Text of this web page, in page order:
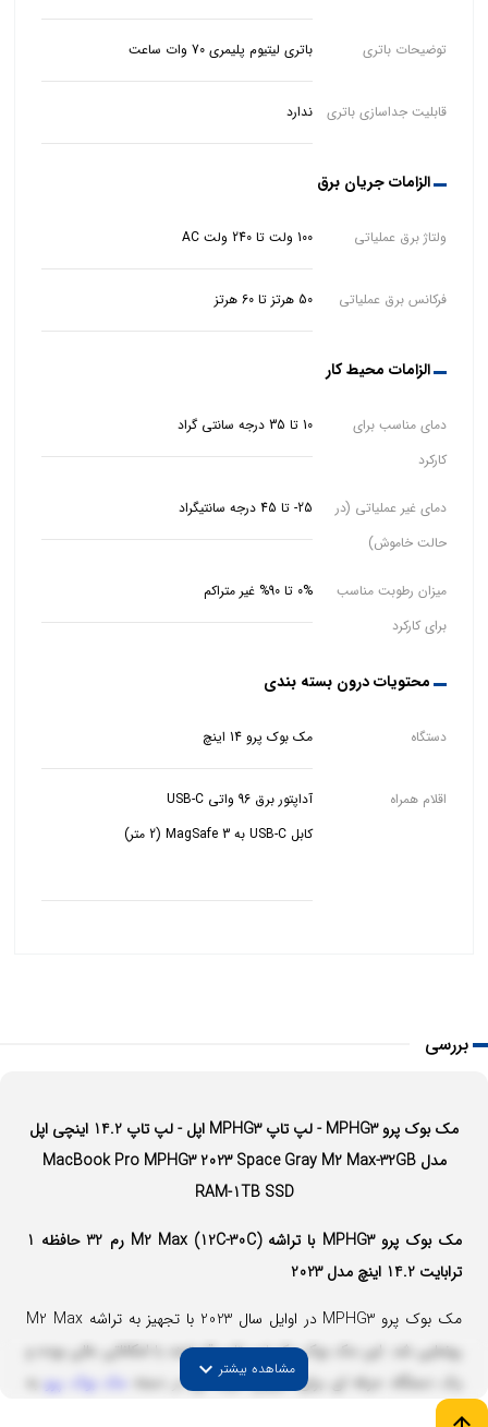
توضیحات باتری باتری لیتیوم پلیمری 70 وات ساعت
قابلیت جداسازی باتری ندارد
الزامات جریان برق
ولتاژ برق عملیاتی 100 ولت تا 240 ولت AC
فرکانس برق عملیاتی 50 هرتز تا 60 هرتز
الزامات محیط کار
دمای مناسب برای
کارکرد
10 تا 35 درجه سانتی گراد
دمای غیر عملیاتی (در
حالت خاموش)
25- تا 45 درجه سانتیگراد
میزان رطوبت مناسب
برای کارکرد
0% تا 90% غیر متراکم
محتویات درون بسته بندی
دستگاه مک بوک پرو 14 اینچ
اقلام همراه
آداپتور برق 96 واتی USB-C
کابل USB-C به MagSafe 3 (2 متر)
بررسی
مک بوک پرو MPHG3 - لپ تاپ MPHG3 اپل - لپ تاپ 14.2 اینچی اپل
مدل MacBook Pro MPHG3 2023 Space Gray M2 Max-32GB
RAM-1TB SSD
مک بوک پرو MPHG3 با تراشه M2 Max (12C-30C) رم 32 حافظه 1
ترابایت 14.2 اینچ مدل 2023
مک بوک پرو MPHG3 در اوایل سال 2023 با تجهیز به تراشه M2 Max
رونمایی شد. این مک بوک یک لپ تاپ قدرتمند با امکاناتی عالی بوده و
یک دستگاه حرفه ای برای کاربران حرفه ای در دسته
مک بوک پروبه
حساب می آید که با ظاهر بسیار شیکی ترکیب شده است. تراشه به کار
مشاهده بیشتر expand_more